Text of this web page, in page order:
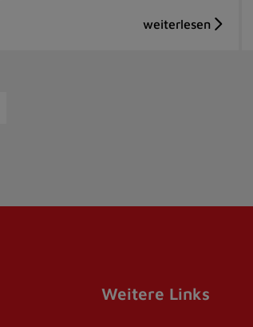
Weitere Links